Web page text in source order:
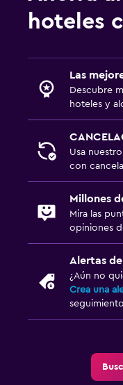
hoteles
Las
Descubre
hoteles y
Usa
con
Millones
Mira las
opiniones
Alertas
¿Aún no
Crea una